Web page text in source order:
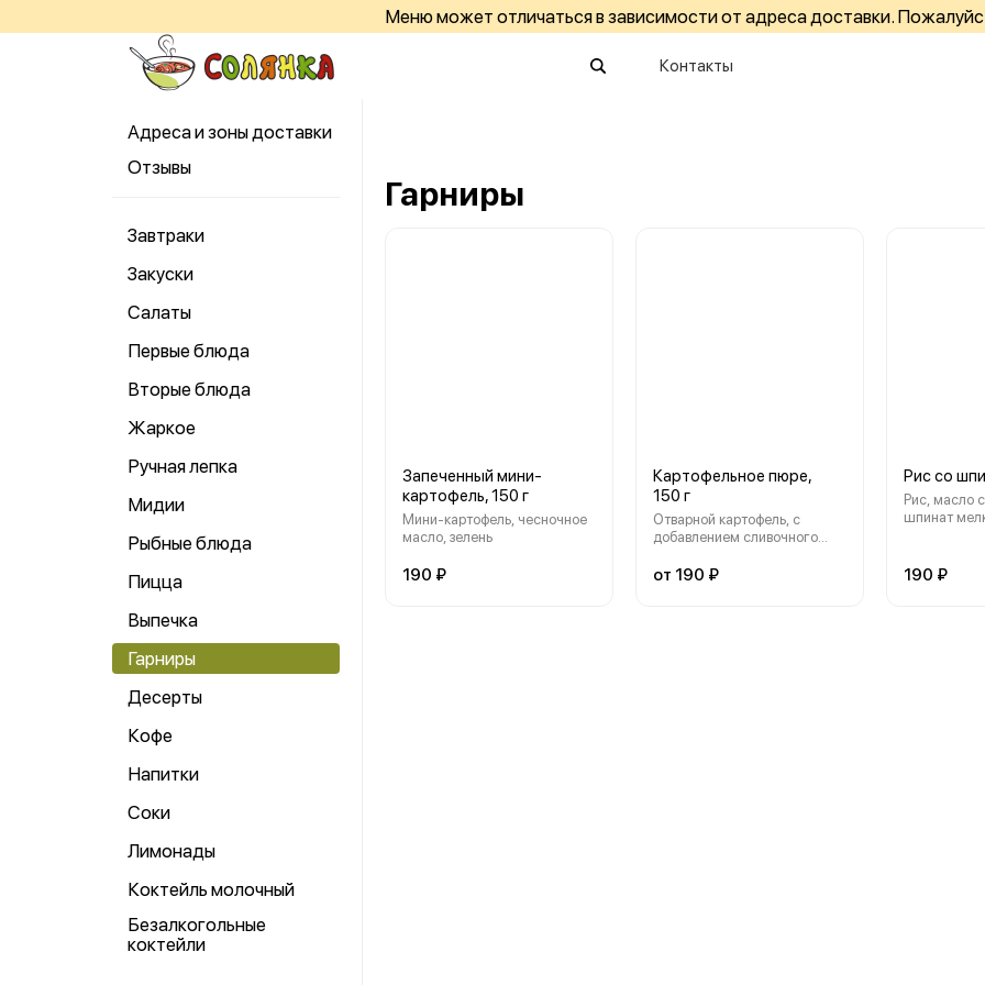
Меню может отличаться в зависимости от адреса доставки.
Контакты
Адреса и зоны доставки
Отзывы
Завтраки
Закуски
Салаты
Первые блюда
Вторые блюда
Жаркое
Ручная лепка
Мидии
Рыбные блюда
Пицца
Выпечка
Гарниры
Десерты
Кофе
Напитки
Соки
Лимонады
Коктейль молочный
Безалкогольные
коктейли
Гарниры
Запеченный мини-
картофель, 150 г
Мини-картофель, чесночное
масло, зелень
190 ₽
Картофельное пюре,
150 г
Отварной картофель, с
добавлением сливочного
от 190 ₽
Рис со
Рис, масло
шпинат
190 ₽